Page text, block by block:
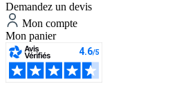
Demandez un devis
Mon compte
Mon panier